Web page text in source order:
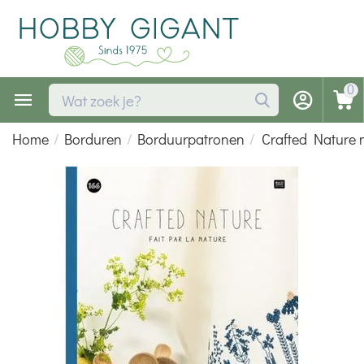
0
Home / Borduren / Borduurpatronen / Crafted Nature